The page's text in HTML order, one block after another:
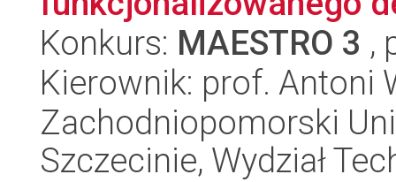
Konkurs: MAESTRO 3 ,
Kierownik: prof. Antoni
Zachodniopomorski
Szczecinie, Wydział